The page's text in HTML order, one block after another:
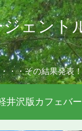
ェント
・・その結果発表！
井沢版カフェバー